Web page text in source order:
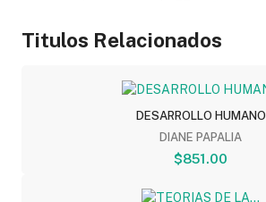
Titulos Relacionados
DESARROLLO HUMANO
DIANE PAPALIA
$851.00